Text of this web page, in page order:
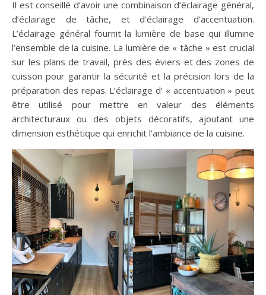
Il est conseillé d’avoir une combinaison d’éclairage général,
d’éclairage de tâche, et d’éclairage d’accentuation.
L’éclairage général fournit la lumière de base qui illumine
l’ensemble de la cuisine. La lumière de « tâche » est crucial
sur les plans de travail, près des éviers et des zones de
cuisson pour garantir la sécurité et la précision lors de la
préparation des repas. L’éclairage d’ « accentuation » peut
être utilisé pour mettre en valeur des éléments
architecturaux ou des objets décoratifs, ajoutant une
dimension esthétique qui enrichit l’ambiance de la cuisine.